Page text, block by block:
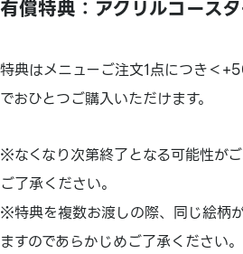
有償特典：アクリルコース
特典はメニューご注文1点につき＜
でおひとつご購入いただけます。
※なくなり次第終了となる可能性が
ご了承ください。
※特典を複数お渡しの際、同じ絵柄
ますのであらかじめご了承ください。